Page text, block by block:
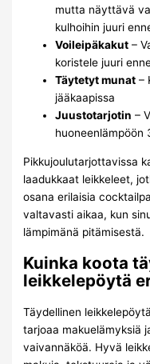
mutta näyttävä
kulhoihin juuri
Voileipäkakut –
koristele juuri
Täytetyt munat –
jääkaapissa
Juustotarjotin –
huoneenlämpöön
Pikkujoulutarjottavissa
laadukkaat leikkeleet,
osana erilaisia
valtavasti aikaa, kun
lämpimänä pitämisestä.
Kuinka koota
leikkelepöytä
Täydellinen
tarjoaa makuelämyksiä
vaivannäköä. Hyvä